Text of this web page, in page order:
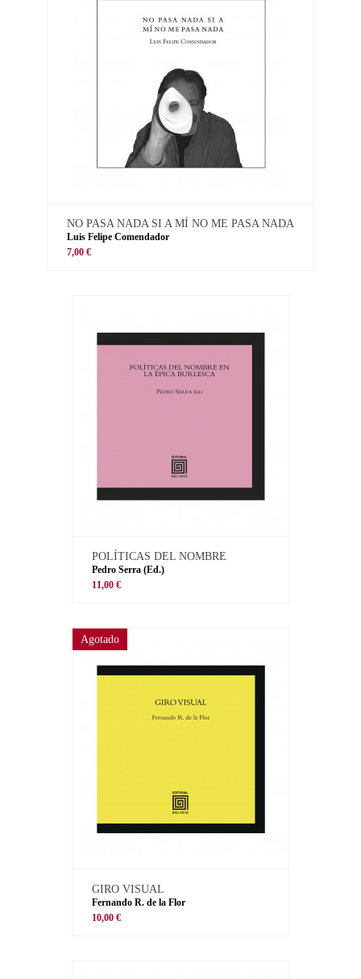
NO PASA NADA SI A MÍ NO ME PASA NADA
Luis Felipe Comendador
7,00 €
POLÍTICAS DEL NOMBRE
Pedro Serra (Ed.)
11,00 €
Agotado
GIRO VISUAL
Fernando R. de la Flor
10,00 €